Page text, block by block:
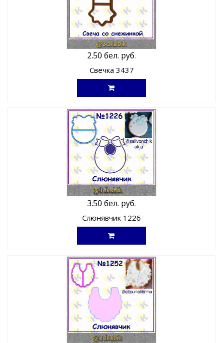
2.50 бел. руб.
Свечка 3437
3.50 бел. руб.
Слюнявчик 1226